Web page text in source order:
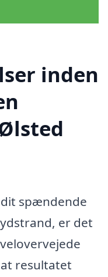
inden
spændende
er det
resultatet